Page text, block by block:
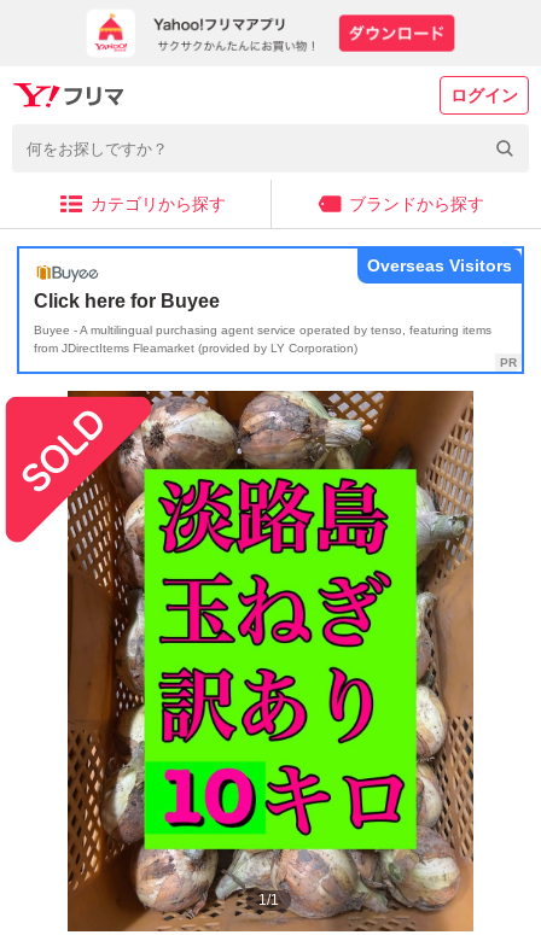
ログイン
カテゴリから探す ブランドから探す
Click here for Buyee
Buyee - A multilingual purchasing agent service operated by tenso, featuring items
from JDirectItems Fleamarket (provided by LY Corporation)
Overseas Visitors
1/1